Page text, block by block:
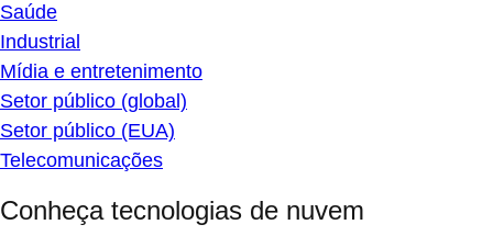
Saúde
Industrial
Mídia e entretenimento
Setor público (global)
Setor público (EUA)
Telecomunicações
Conheça tecnologias de nuvem